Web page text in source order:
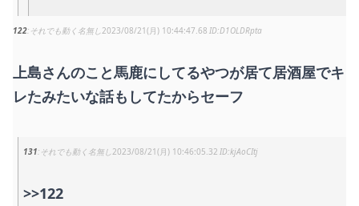
122 それでも動く名無し 2023/08/21(月) 10:44:47.68 D1OLDRpta
上島さんのこと馬鹿にしてるやつが居て居酒屋でキ
レたみたいな話もしてたからセーフ
131 それでも動く名無し 2023/08/21(月) 10:46:05.32 kjAoCItj
>>122